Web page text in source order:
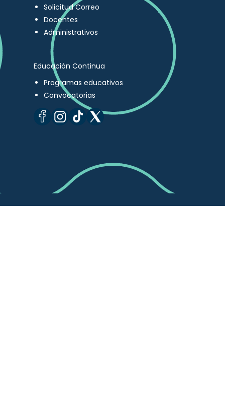
Solicitud Correo
Docentes
Administrativos
Educación Continua
Programas educativos
Convocatorias